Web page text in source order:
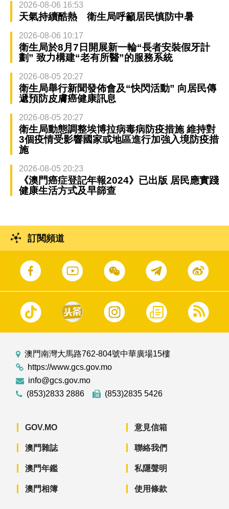
2026-08-06 16:53
天氣持續酷熱 衛生局呼籲居民慎防中暑
2026-08-06 10:17
衛生局於8月7日開展新一輪“長者安裝假牙計
劃” 致力構建“老有所醫”的服務系統
2026-08-05 20:27
衛生局舉行新聞發佈會及“快閃活動” 向居民傳
遞預防皮膚癌健康訊息
2026-08-05 20:27
衛生局動態調整埃博拉病毒病防疫措施 維持對
3個疫情受影響國家或地區進行加強入境防疫措
施
2026-08-05 20:23
《澳門癌症登記年報2024》已出版 居民應實踐
健康生活方式及早篩查
訂閱頻道
澳門南灣大馬路762-804號中華廣場15樓
https://www.gcs.gov.mo
info@gcs.gov.mo
(853)2833 2886
(853)2835 5426
GOV.MO
澳門雜誌
澳門年鑑
澳門相簿
意見信箱
聯絡我們
私隱聲明
使用條款